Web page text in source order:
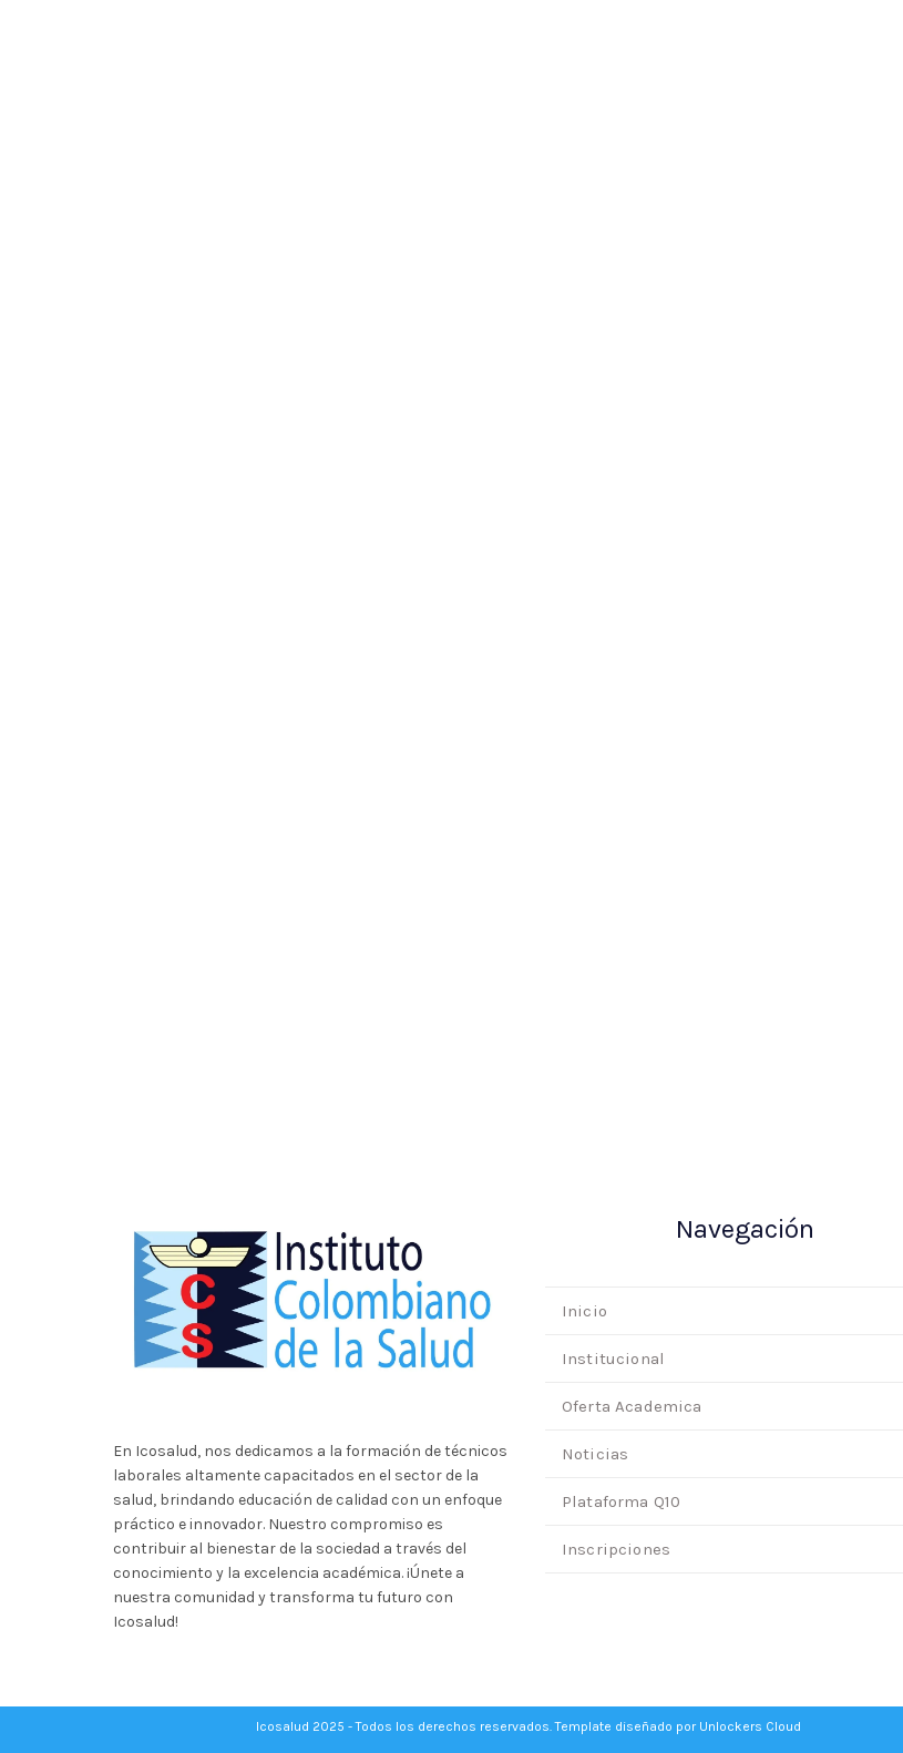
En Icosalud, nos dedicamos a la formación de técnicos
laborales altamente capacitados en el sector de la
salud, brindando educación de calidad con un enfoque
práctico e innovador. Nuestro compromiso es
contribuir al bienestar de la sociedad a través del
conocimiento y la excelencia académica. ¡Únete a
nuestra comunidad y transforma tu futuro con
Icosalud!
Navegación
Inicio
Institucional
Oferta Academica
Noticias
Plataforma Q10
Inscripciones
Icosalud 2025 - Todos los derechos reservados. Template diseñado por Unlockers Cloud